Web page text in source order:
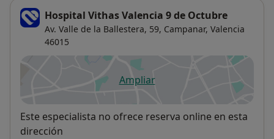
Consuelo de Valencia (UNIDRA) con inicio en
Septiembre 2009.
Hospital Vithas Valencia 9 de Octubre
Av. Valle de la Ballestera, 59, Campanar, Valencia
46015
Ampliarse abre en una nueva
Disponibilidad
Este especialista no ofrece reserva online en esta
dirección